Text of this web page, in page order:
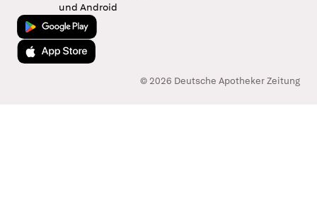
und Android
Jetzt bei Google Play
Laden im App Store
© 2026 Deutsche Apotheker Zeitung